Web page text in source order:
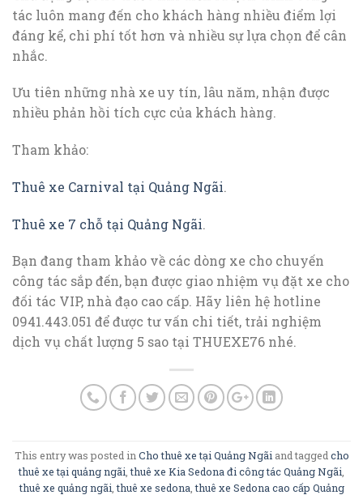
tác luôn mang đến cho khách hàng nhiều điểm lợi
đáng kể, chi phí tốt hơn và nhiều sự lựa chọn để cân
nhắc.
Ưu tiên những nhà xe uy tín, lâu năm, nhận được
nhiều phản hồi tích cực của khách hàng.
Tham khảo:
Thuê xe Carnival tại Quảng Ngãi.
Thuê xe 7 chỗ tại Quảng Ngãi.
Bạn đang tham khảo về các dòng xe cho chuyến
công tác sắp đến, bạn được giao nhiệm vụ đặt xe cho
đối tác VIP, nhà đạo cao cấp. Hãy liên hệ hotline
0941.443.051 để được tư vấn chi tiết, trải nghiệm
dịch vụ chất lượng 5 sao tại THUEXE76 nhé.
This entry was posted in Cho thuê xe tại Quảng Ngãi and tagged cho
thuê xe tại quảng ngãi ,thuê xe Kia Sedona đi công tác Quảng Ngãi
thuê xe quảng ngãi ,thuê xe sedona ,thuê xe Sedona cao cấp Quảng